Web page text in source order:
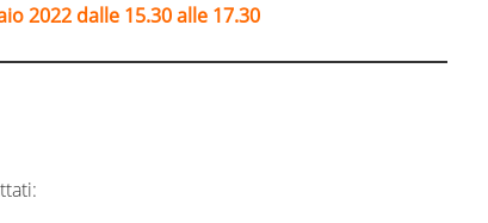
2022 dalle 15.30 alle 17.30